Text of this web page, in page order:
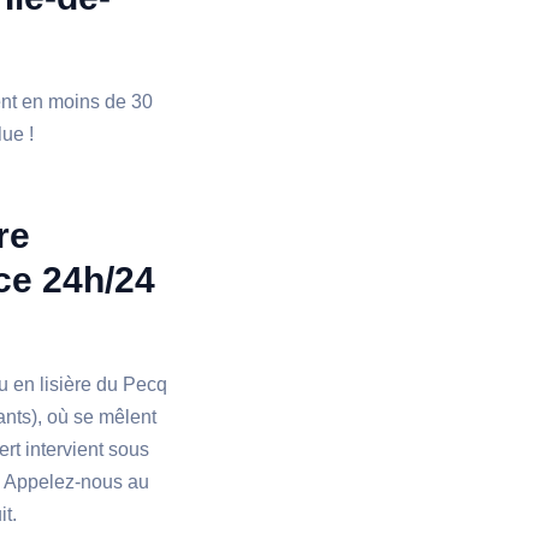
en moins de 30
!
24h/24
en lisière du Pecq
où se mêlent
intervient sous
nous au